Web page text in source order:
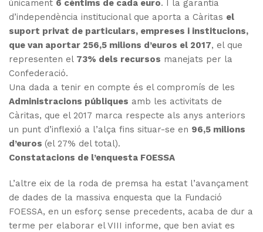
únicament 6 cèntims de cada euro. I la garantia
d’independència institucional que aporta a Càritas el
suport privat de particulars, empreses i institucions,
que van aportar 256,5 milions d’euros el 2017, el que
representen el 73% dels recursos manejats per la
Confederació.
Una dada a tenir en compte és el compromís de les
Administracions públiques amb les activitats de
Càritas, que el 2017 marca respecte als anys anteriors
un punt d’inflexió a l’alça fins situar-se en 96,5 milions
d’euros (el 27% del total).
Constatacions de l’enquesta FOESSA
L’altre eix de la roda de premsa ha estat l’avançament
de dades de la massiva enquesta que la Fundació
FOESSA, en un esforç sense precedents, acaba de dur a
terme per elaborar el VIII informe, que ben aviat es